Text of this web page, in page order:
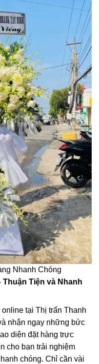
Nhanh Chóng
Tiện và Nhanh
tại Thị trấn Thanh
nhận ngay những bức
diện đặt hàng trực
cho bạn trải nghiệm
chóng. Chỉ cần vài